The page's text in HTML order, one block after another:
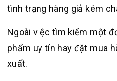
tình trạng hàng giả kém
Ngoài việc tìm kiếm một
phẩm uy tín hay đặt mua
xuất.